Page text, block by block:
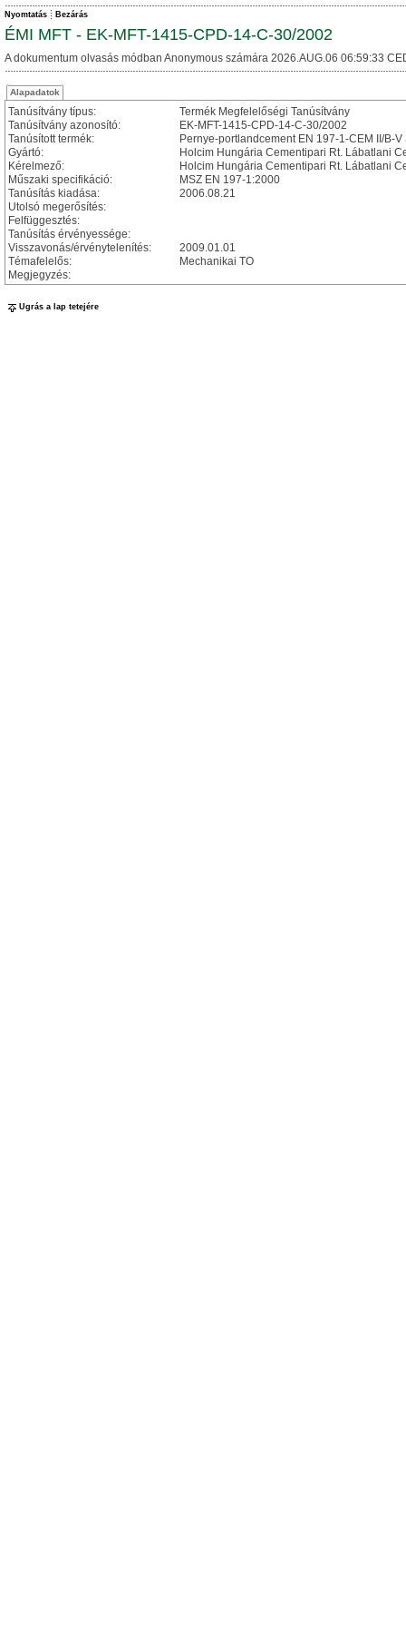
Nyomtatás Bezárás
ÉMI MFT - EK-MFT-1415-CPD-14-C-30/2002
A dokumentum olvasás módban Anonymous számára 2026.AUG.06 06:59:33
Alapadatok
Tanúsítvány típus:
Termék Megfelelőségi Tanúsítvány
Tanúsítvány azonosító:
EK-MFT-1415-CPD-14-C-30/2002
Tanúsított termék:
Pernye-portlandcement EN 197-1-CEM II/B-V
Gyártó:
Holcim Hungária Cementipari Rt. Lábatlani
Kérelmező:
Holcim Hungária Cementipari Rt. Lábatlani
Műszaki specifikáció:
MSZ EN 197-1:2000
Tanúsítás kiadása:
2006.08.21
Utolsó megerősítés:
Felfüggesztés:
Tanúsítás érvényessége:
Visszavonás/érvénytelenítés:
2009.01.01
Témafelelős:
Mechanikai TO
Megjegyzés:
Ugrás a lap tetejére